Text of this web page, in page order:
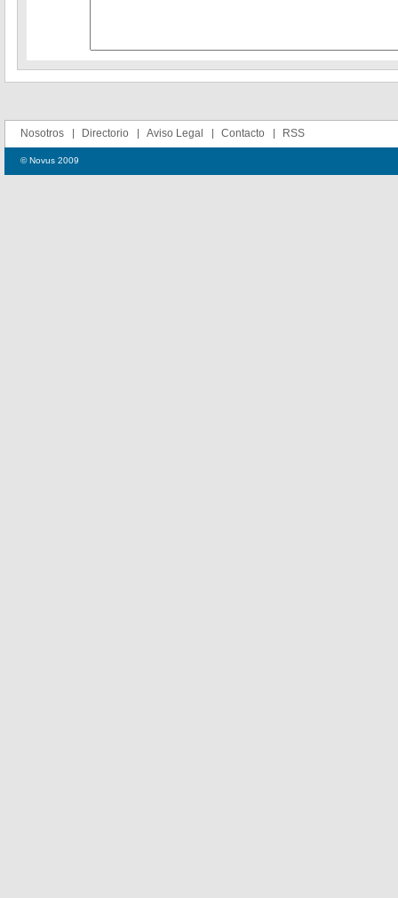
Nosotros Directorio Aviso Legal Contacto RSS
© Novus 2009